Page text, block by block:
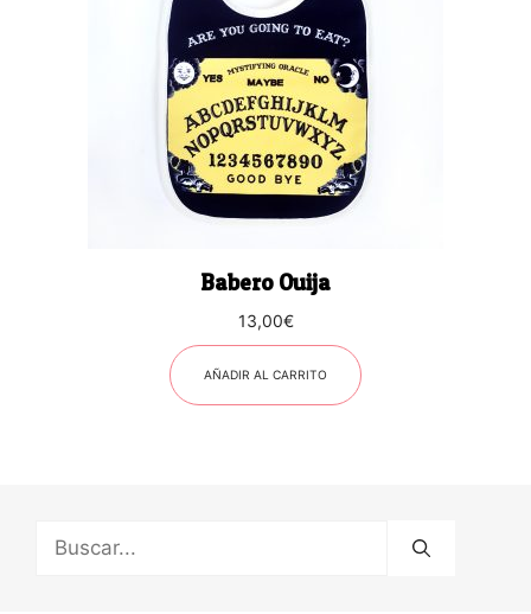
Babero Ouija
13,00€
AÑADIR AL CARRITO
Buscar: